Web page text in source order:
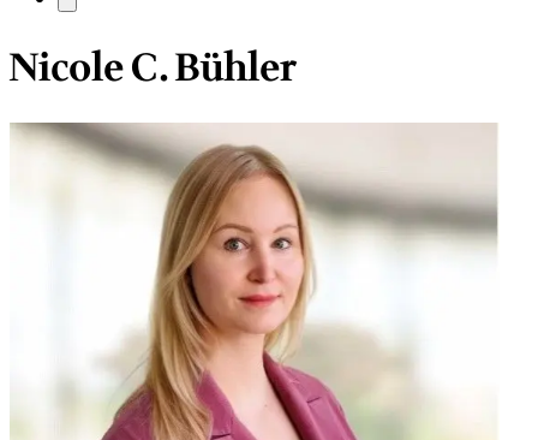
Nicole C. Bühler